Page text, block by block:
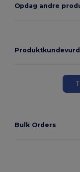
Opdag andre
Bulk Orders